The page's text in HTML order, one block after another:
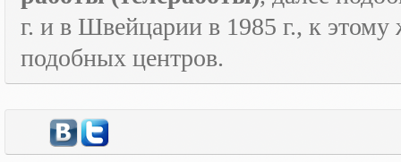
г. и в Швейцарии в 1985 г., к этому
подобных центров.